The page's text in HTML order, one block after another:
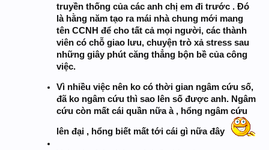
truyền thống của các anh chị em đi trước . Đó
là hằng năm tạo ra mái nhà chung mới mang
tên CCNH để cho tất cả mọi người, các thành
viên có chỗ giao lưu, chuyện trò xả stress sau
những giây phút căng thẳng bộn bề của công
việc.
Vì nhiều việc nên ko có thời gian ngâm cứu số,
đã ko ngâm cứu thì sao lên số được anh. Ngâm
cứu còn mất cái quần nữa à , hổng ngâm cứu
lên đại , hổng biết mất tới cái gì nữa đây